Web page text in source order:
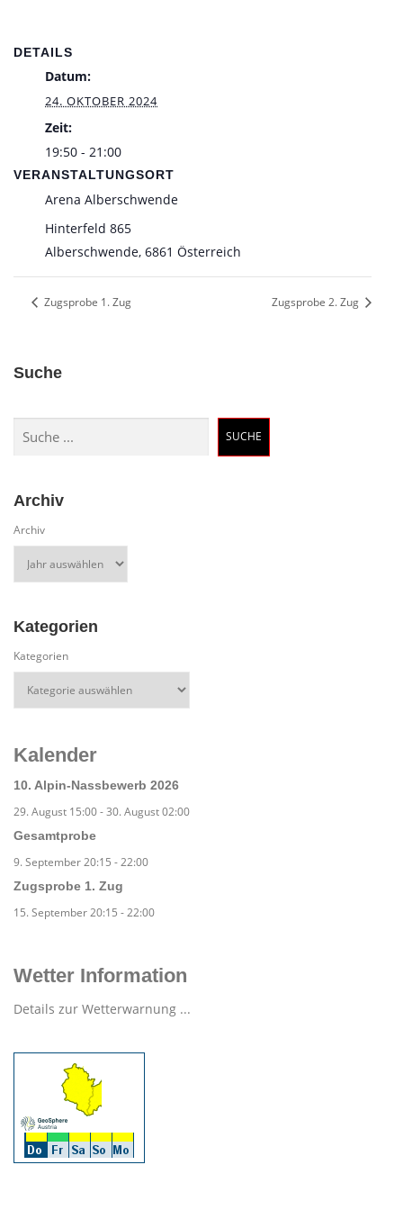
DETAILS
Datum:
24. OKTOBER 2024
Zeit:
19:50 - 21:00
VERANSTALTUNGSORT
Arena Alberschwende
Hinterfeld 865
Alberschwende, 6861 Österreich
Zugsprobe 1. Zug Zugsprobe 2. Zug
Suche
SUCHE
Archiv
Archiv
Kategorien
Kategorien
Kalender
10. Alpin-Nassbewerb 2026
29. August 15:00-30. August 02:00
Gesamtprobe
9. September 20:15 -22:00
Zugsprobe 1. Zug
15. September 20:15 -22:00
Wetter Information
Details zur Wetterwarnung ...